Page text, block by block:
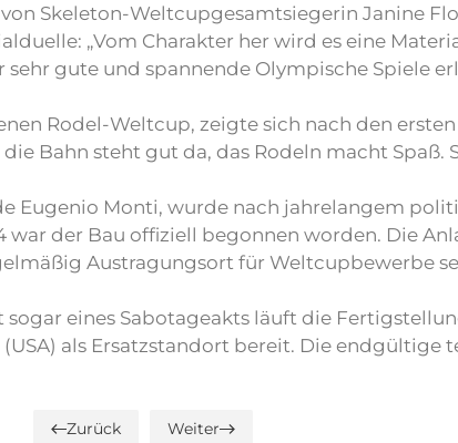
Skeleton-Weltcupgesamtsiegerin Janine
„Vom Charakter her wird es eine
gute und spannende Olympische Spiele
Rodel-Weltcup, zeigte sich nach den
Bahn steht gut da, das Rodeln macht Spaß.
Eugenio Monti, wurde nach jahrelangem
der Bau offiziell begonnen worden. Die
Austragungsort für Weltcupbewerbe
eines Sabotageakts läuft die
als Ersatzstandort bereit. Die endgültige
Zurück Weiter